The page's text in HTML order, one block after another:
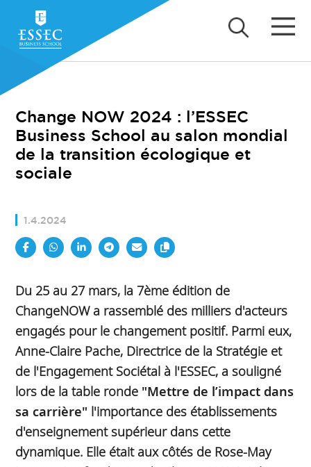
Change NOW 2024 : l’ESSEC
Business School au salon mondial
de la transition écologique et
sociale
1.4.2024
Du 25 au 27 mars, la 7ème édition de
ChangeNOW a rassemblé des milliers d'acteurs
engagés pour le changement positif. Parmi eux,
Anne-Claire Pache, Directrice de la Stratégie et
de l'Engagement Sociétal à l'ESSEC, a souligné
lors de la table ronde "Mettre de l’impact dans
sa carrière" l'importance des établissements
d'enseignement supérieur dans cette
dynamique. Elle était aux côtés de Rose-May